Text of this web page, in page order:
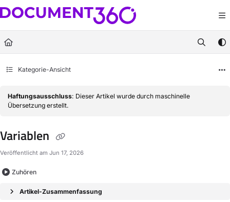
Documentation Index
Fetch the complete documentation index at:https://docs.document360.com/
Use this file to discover all available pages before exploring further.
Kategorie-Ansicht
Haftungsausschluss: Dieser Artikel wurde durch maschinelle
Übersetzung erstellt.
Variablen
Veröffentlicht am Jun 17, 2026
Zuhören
Artikel-Zusammenfassung